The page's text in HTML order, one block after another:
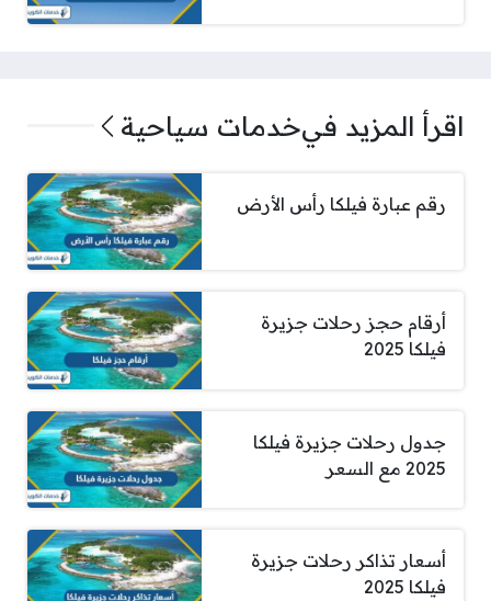
اقرأ المزيد فيخدمات سياحية
رقم عبارة فيلكا رأس الأرض
أرقام حجز رحلات جزيرة
فيلكا 2025
جدول رحلات جزيرة فيلكا
2025 مع السعر
أسعار تذاكر رحلات جزيرة
فيلكا 2025